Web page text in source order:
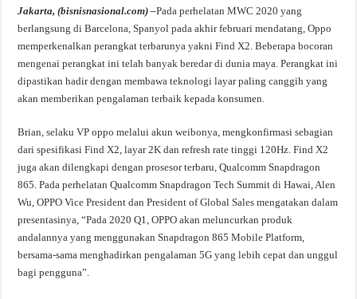
Jakarta, (bisnisnasional.com) –Pada perhelatan MWC 2020 yang
berlangsung di Barcelona, Spanyol pada akhir februari mendatang, Oppo
memperkenalkan perangkat terbarunya yakni Find X2. Beberapa bocoran
mengenai perangkat ini telah banyak beredar di dunia maya. Perangkat ini
dipastikan hadir dengan membawa teknologi layar paling canggih yang
akan memberikan pengalaman terbaik kepada konsumen.
Brian, selaku VP oppo melalui akun weibonya, mengkonfirmasi sebagian
dari spesifikasi Find X2, layar 2K dan refresh rate tinggi 120Hz. Find X2
juga akan dilengkapi dengan prosesor terbaru, Qualcomm Snapdragon
865. Pada perhelatan Qualcomm Snapdragon Tech Summit di Hawai, Alen
Wu, OPPO Vice President dan President of Global Sales mengatakan dalam
presentasinya, “Pada 2020 Q1, OPPO akan meluncurkan produk
andalannya yang menggunakan Snapdragon 865 Mobile Platform,
bersama-sama menghadirkan pengalaman 5G yang lebih cepat dan unggul
bagi pengguna”.